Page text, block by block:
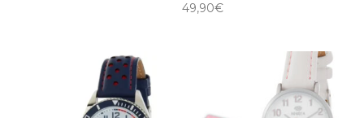
49,90€